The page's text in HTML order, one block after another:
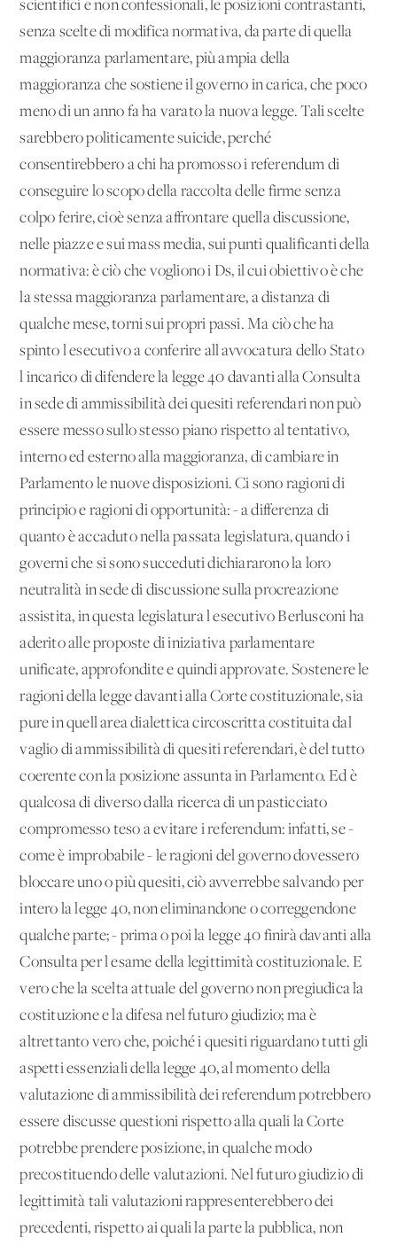
scientifici e non confessionali, le posizioni contrastanti,
senza scelte di modifica normativa, da parte di quella
maggioranza parlamentare, più ampia della
maggioranza che sostiene il governo in carica, che poco
meno di un anno fa ha varato la nuova legge. Tali scelte
sarebbero politicamente suicide, perché
consentirebbero a chi ha promosso i referendum di
conseguire lo scopo della raccolta delle firme senza
colpo ferire, cioè senza affrontare quella discussione,
nelle piazze e sui mass media, sui punti qualificanti della
normativa: è ciò che vogliono i Ds, il cui obiettivo è che
la stessa maggioranza parlamentare, a distanza di
qualche mese, torni sui propri passi. Ma ciò che ha
spinto l'esecutivo a conferire all'avvocatura dello Stato
l'incarico di difendere la legge 40 davanti alla Consulta
in sede di ammissibilità dei quesiti referendari non può
essere messo sullo stesso piano rispetto al tentativo,
interno ed esterno alla maggioranza, di cambiare in
Parlamento le nuove disposizioni. Ci sono ragioni di
principio e ragioni di opportunità: - a differenza di
quanto è accaduto nella passata legislatura, quando i
governi che si sono succeduti dichiararono la loro
neutralità in sede di discussione sulla procreazione
assistita, in questa legislatura l'esecutivo Berlusconi ha
aderito alle proposte di iniziativa parlamentare
unificate, approfondite e quindi approvate. Sostenere le
ragioni della legge davanti alla Corte costituzionale, sia
pure in quell'area dialettica circoscritta costituita dal
vaglio di ammissibilità di quesiti referendari, è del tutto
coerente con la posizione assunta in Parlamento. Ed è
qualcosa di diverso dalla ricerca di un pasticciato
compromesso teso a evitare i referendum: infatti, se -
come è improbabile - le ragioni del governo dovessero
bloccare uno o più quesiti, ciò avverrebbe salvando per
intero la legge 40, non eliminandone o correggendone
qualche parte; - prima o poi la legge 40 finirà davanti alla
Consulta per l'esame della legittimità costituzionale. E'
vero che la scelta attuale del governo non pregiudica la
costituzione e la difesa nel futuro giudizio; ma è
altrettanto vero che, poiché i quesiti riguardano tutti gli
aspetti essenziali della legge 40, al momento della
valutazione di ammissibilità dei referendum potrebbero
essere discusse questioni rispetto alla quali la Corte
potrebbe prendere posizione, in qualche modo
precostituendo delle valutazioni. Nel futuro giudizio di
legittimità tali valutazioni rappresenterebbero dei
precedenti, rispetto ai quali la parte la pubblica, non